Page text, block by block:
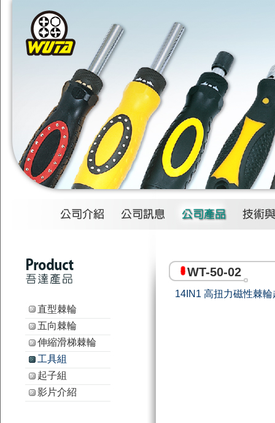
3
4
直型棘輪
五向棘輪
伸縮滑梯棘輪
工具組
起子組
影片介紹
WT-50-02
14IN1 高扭力磁性棘輪